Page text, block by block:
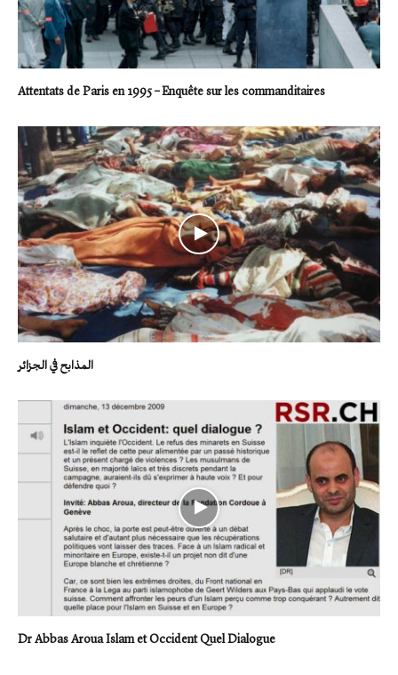
Attentats de Paris en 1995 – Enquête sur les commanditaires
المذابح في الجزائر
Dr Abbas Aroua Islam et Occident Quel Dialogue